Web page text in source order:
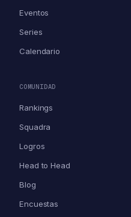
Eventos
Series
Calendario
COMUNIDAD
Rankings
Squadra
Logros
Head to Head
Blog
Encuestas